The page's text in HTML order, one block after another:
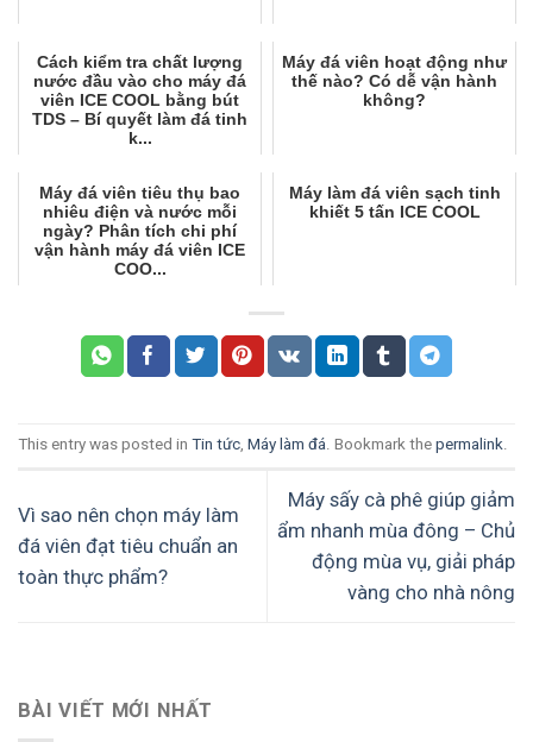
Cách kiểm tra chất lượng
nước đầu vào cho máy đá
viên ICE COOL bằng bút
TDS – Bí quyết làm đá tinh
k...
Máy đá viên hoạt động như
thế nào? Có dễ vận hành
không?
Máy đá viên tiêu thụ bao
nhiêu điện và nước mỗi
ngày? Phân tích chi phí
vận hành máy đá viên ICE
COO...
Máy làm đá viên sạch tinh
khiết 5 tấn ICE COOL
This entry was posted in Tin tức, Máy làm đá. Bookmark the permalink.
Vì sao nên chọn máy làm
đá viên đạt tiêu chuẩn an
toàn thực phẩm?
Máy sấy cà phê giúp giảm
ẩm nhanh mùa đông – Chủ
động mùa vụ, giải pháp
vàng cho nhà nông
BÀI VIẾT MỚI NHẤT